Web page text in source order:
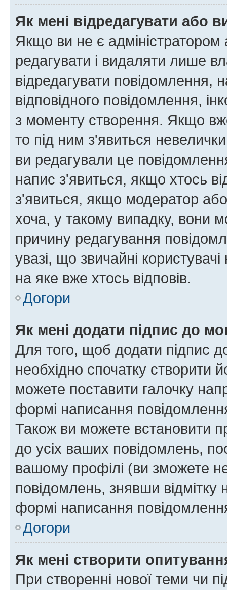
Як мені відредагувати або
Якщо ви не є
редагувати і видаляти лише
відредагувати повідомлення,
відповідного повідомлення,
з моменту створення. Якщо
то під ним з'явиться
ви редагували це
напис з'явиться, якщо хтось
з'явиться, якщо модератор
хоча, у такому випадку, вони
причину редагування
увазі, що звичайні
на яке вже хтось відповів.
Догори
Як мені додати підпис до
Для того, щоб додати підпис
необхідно спочатку створити
можете поставити галочку
формі написання
Також ви можете встановити
до усіх ваших повідомлень,
вашому профілі (ви зможете
повідомлень, знявши відмітку
формі написання
Догори
Як мені створити
При створенні нової теми чи